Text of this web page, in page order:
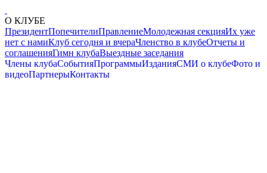
О КЛУБЕ
ПрезидентПопечителиПравлениеМолодежная секцияИх уже
нет с намиКлуб сегодня и вчераЧленство в клубеОтчеты и
соглашенияГимн клубаВыездные заседания
Члены клубаСобытияПрограммыИзданияСМИ о клубеФото и
видеоПартнерыКонтакты